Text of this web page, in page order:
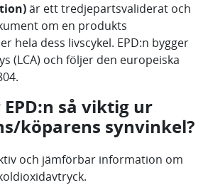
är ett tredjepartsvaliderat och
om en produkts
hela dess livscykel. EPD:n bygger
(LCA) och följer den europeiska
så viktig ur
köparens synvinkel?
och jämförbar information om